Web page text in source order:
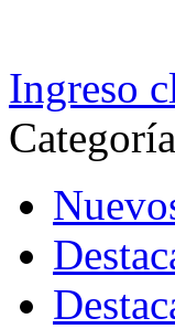
Ingreso